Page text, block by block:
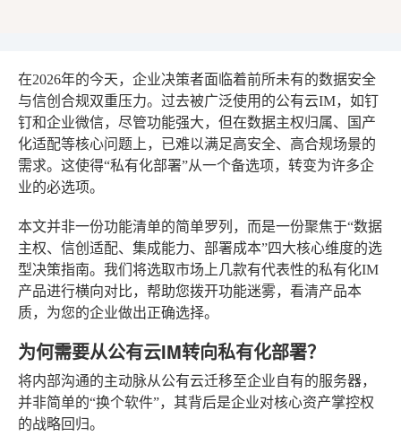
在2026年的今天，企业决策者面临着前所未有的数据安全
与信创合规双重压力。过去被广泛使用的公有云IM，如钉
钉和企业微信，尽管功能强大，但在数据主权归属、国产
化适配等核心问题上，已难以满足高安全、高合规场景的
需求。这使得“私有化部署”从一个备选项，转变为许多企
业的必选项。
本文并非一份功能清单的简单罗列，而是一份聚焦于“数据
主权、信创适配、集成能力、部署成本”四大核心维度的选
型决策指南。我们将选取市场上几款有代表性的私有化IM
产品进行横向对比，帮助您拨开功能迷雾，看清产品本
质，为您的企业做出正确选择。
为何需要从公有云IM转向私有化部署？
将内部沟通的主动脉从公有云迁移至企业自有的服务器，
并非简单的“换个软件”，其背后是企业对核心资产掌控权
的战略回归。